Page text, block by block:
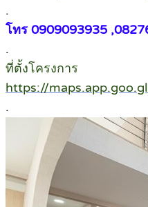
.
โทร 0909093935
.
ที่ตั้งโครงการ
https://
.